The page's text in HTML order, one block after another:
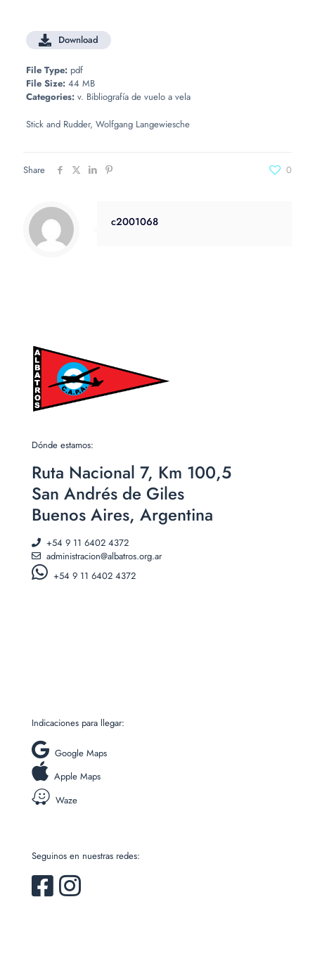
Stick and Rudder, Wolfgang Langewiesche
Download
File Type: pdf
File Size: 44 MB
Categories: v. Bibliografía de vuelo a vela
Share 0
c2001068
Dónde estamos:
Ruta Nacional 7, Km 100,5
San Andrés de Giles
Buenos Aires, Argentina
+54 9 11 6402 4372
administracion@albatros.org.ar
+54 9 11 6402 4372‬
Indicaciones para llegar:
Google Maps
Apple Maps
Waze
Seguinos en nuestras redes: